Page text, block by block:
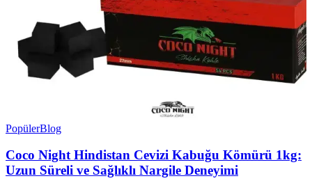
PopülerBlog
Coco Night Hindistan Cevizi Kabuğu Kömürü 1kg:
Uzun Süreli ve Sağlıklı Nargile Deneyimi